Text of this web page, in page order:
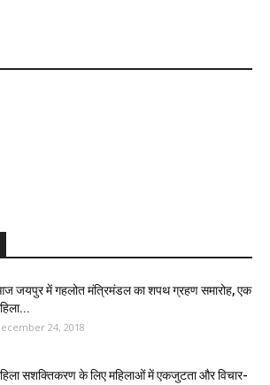
जयपुर में गहलोत मंत्रिमंडल का शपथ ग्रहण समारोह, एक
24, 2018
सशक्तिकरण के लिए महिलाओं में एकजुटता और विचार-